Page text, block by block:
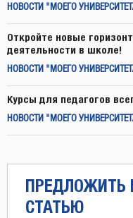
НОВОСТИ "МОЕГО
Откройте новые
деятельности в школе!
НОВОСТИ "МОЕГО
Курсы для педагогов
НОВОСТИ "МОЕГО
ПРЕДЛОЖИТЬ
СТАТЬЮ